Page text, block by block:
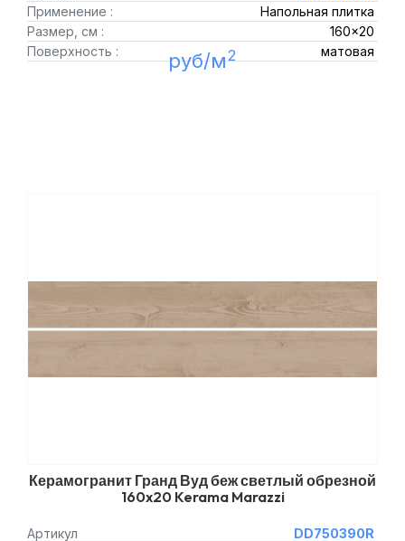
Применение :
Напольная плитка
Размер, см :
160x20
Поверхность :
матовая
руб/м2
Керамогранит Гранд Вуд беж светлый обрезной
160x20 Kerama Marazzi
Артикул
DD750390R